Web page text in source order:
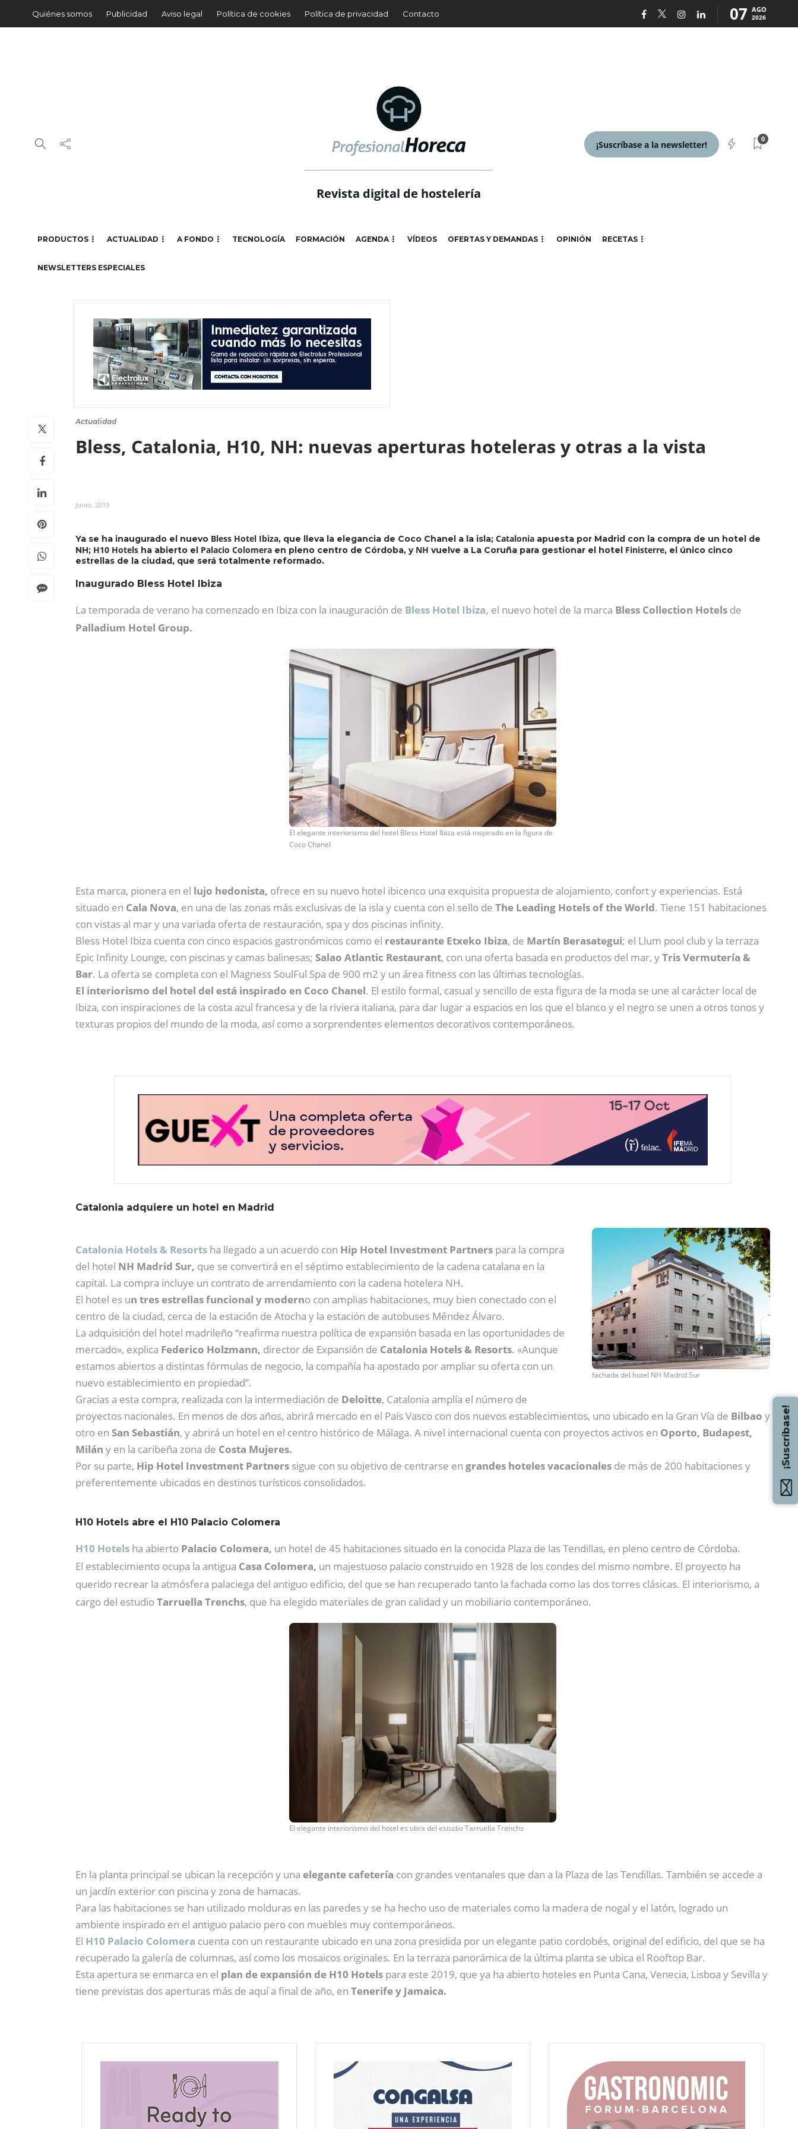
Quiénes somos Publicidad Aviso legal Política de cookies Política de privacidad Contacto 07 AGO
2026
Revista digital de hostelería
¡Suscríbase a la newsletter!
0
PRODUCTOS ACTUALIDAD A FONDO TECNOLOGÍA FORMACIÓN AGENDA VÍDEOS OFERTAS Y DEMANDAS OPINIÓN RECETAS
NEWSLETTERS ESPECIALES
Actualidad
Bless, Catalonia, H10, NH: nuevas aperturas hoteleras y otras a la vista
Junio, 2019
Ya se ha inaugurado el nuevo Bless Hotel Ibiza, que lleva la elegancia de Coco Chanel a la isla; Catalonia apuesta por Madrid con la compra de un hotel de
NH; H10 Hotels ha abierto el Palacio Colomera en pleno centro de Córdoba, y NH vuelve a La Coruña para gestionar el hotel Finisterre, el único cinco
estrellas de la ciudad, que será totalmente reformado.
Inaugurado Bless Hotel Ibiza
La temporada de verano ha comenzado en Ibiza con la inauguración de Bless Hotel Ibiza, el nuevo hotel de la marca Bless Collection Hotels de
Palladium Hotel Group.
El elegante interiorismo del hotel Bless Hotel Ibiza está inspirado en la figura de
Coco Chanel
Esta marca, pionera en el lujo hedonista, ofrece en su nuevo hotel ibicenco una exquisita propuesta de alojamiento, confort y experiencias. Está
situado en Cala Nova, en una de las zonas más exclusivas de la isla y cuenta con el sello de The Leading Hotels of the World. Tiene 151 habitaciones
con vistas al mar y una variada oferta de restauración, spa y dos piscinas infinity.
Bless Hotel Ibiza cuenta con cinco espacios gastronómicos como el restaurante Etxeko Ibiza, de Martín Berasategui; el Llum pool club y la terraza
Epic Infinity Lounge, con piscinas y camas balinesas; Salao Atlantic Restaurant, con una oferta basada en productos del mar, yTris Vermutería &
Bar. La oferta se completa con el Magness SoulFul Spa de 900 m2 y un área fitness con las últimas tecnologías.
El interiorismo del hotel del está inspirado en Coco Chanel. El estilo formal, casual y sencillo de esta figura de la moda se une al carácter local de
Ibiza, con inspiraciones de la costa azul francesa y de la riviera italiana, para dar lugar a espacios en los que el blanco y el negro se unen a otros tonos y
texturas propios del mundo de la moda, así como a sorprendentes elementos decorativos contemporáneos.
Catalonia adquiere un hotel en Madrid
fachada del hotel NH Madrid Sur
Catalonia Hotels & Resorts ha llegado a un acuerdo con Hip Hotel Investment Partners para la compra
del hotel NH Madrid Sur, que se convertirá en el séptimo establecimiento de la cadena catalana en la
capital. La compra incluye un contrato de arrendamiento con la cadena hotelera NH.
El hotel es un tres estrellas funcional y moderno con amplias habitaciones, muy bien conectado con el
centro de la ciudad, cerca de la estación de Atocha y la estación de autobuses Méndez Álvaro.
La adquisición del hotel madrileño “reafirma nuestra política de expansión basada en las oportunidades de
mercado», explica Federico Holzmann, director de Expansión de Catalonia Hotels & Resorts. «Aunque
estamos abiertos a distintas fórmulas de negocio, la compañía ha apostado por ampliar su oferta con un
nuevo establecimiento en propiedad”.
Gracias a esta compra, realizada con la intermediación de Deloitte, Catalonia amplía el número de
proyectos nacionales. En menos de dos años, abrirá mercado en el País Vasco con dos nuevos establecimientos, uno ubicado en la Gran Vía de Bilbao y
otro en San Sebastián, y abrirá un hotel en el centro histórico de Málaga. A nivel internacional cuenta con proyectos activos en Oporto, Budapest,
Milán y en la caribeña zona de Costa Mujeres.
Por su parte, Hip Hotel Investment Partners sigue con su objetivo de centrarse en grandes hoteles vacacionales de más de 200 habitaciones y
preferentemente ubicados en destinos turísticos consolidados.
H10 Hotels abre el H10 Palacio Colomera
H10 Hotels ha abierto Palacio Colomera, un hotel de 45 habitaciones situado en la conocida Plaza de las Tendillas, en pleno centro de Córdoba.
El establecimiento ocupa la antigua Casa Colomera, un majestuoso palacio construido en 1928 de los condes del mismo nombre. El proyecto ha
querido recrear la atmósfera palaciega del antiguo edificio, del que se han recuperado tanto la fachada como las dos torres clásicas. El interiorismo, a
cargo del estudioTarruella Trenchs, que ha elegido materiales de gran calidad y un mobiliario contemporáneo.
El elegante interiorismo del hotel es obra del estudio Tarruella Trenchs
En la planta principal se ubican la recepción y una elegante cafetería con grandes ventanales que dan a la Plaza de las Tendillas. También se accede a
un jardín exterior con piscina y zona de hamacas.
Para las habitaciones se han utilizado molduras en las paredes y se ha hecho uso de materiales como la madera de nogal y el latón, logrado un
ambiente inspirado en el antiguo palacio pero con muebles muy contemporáneos.
El H10 Palacio Colomera cuenta con un restaurante ubicado en una zona presidida por un elegante patio cordobés, original del edificio, del que se ha
recuperado la galería de columnas, así como los mosaicos originales. En la terraza panorámica de la última planta se ubica el Rooftop Bar.
Esta apertura se enmarca en el plan de expansión de H10 Hotels para este 2019, que ya ha abierto hoteles en Punta Cana, Venecia, Lisboa y Sevilla y
tiene previstas dos aperturas más de aquí a final de año, en Tenerife y Jamaica.
¡Suscríbase!